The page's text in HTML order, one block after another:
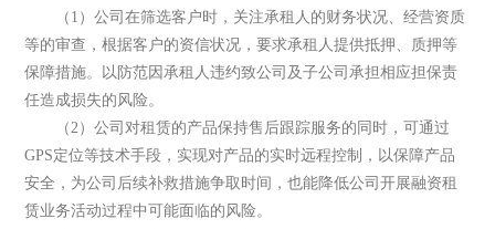
（1）公司在筛选客户时，关注承租人的财务状况、经营资质
等的审查，根据客户的资信状况，要求承租人提供抵押、质押等
保障措施。以防范因承租人违约致公司及子公司承担相应担保责
任造成损失的风险。
（2）公司对租赁的产品保持售后跟踪服务的同时，可通过
GPS定位等技术手段，实现对产品的实时远程控制，以保障产品
安全，为公司后续补救措施争取时间，也能降低公司开展融资租
赁业务活动过程中可能面临的风险。